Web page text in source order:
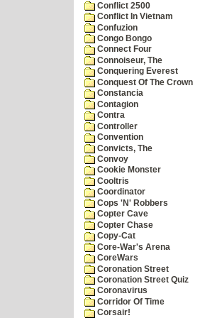
Conflict 2500
Conflict In Vietnam
Confuzion
Congo Bongo
Connect Four
Connoiseur, The
Conquering Everest
Conquest Of The Crown
Constancia
Contagion
Contra
Controller
Convention
Convicts, The
Convoy
Cookie Monster
Cooltris
Coordinator
Cops 'N' Robbers
Copter Cave
Copter Chase
Copy-Cat
Core-War's Arena
CoreWars
Coronation Street
Coronation Street Quiz
Coronavirus
Corridor Of Time
Corsair!